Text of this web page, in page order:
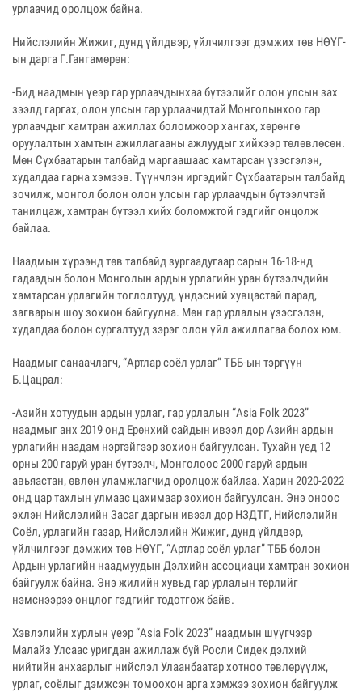
урлаачид оролцож байна.
Нийслэлийн Жижиг, дунд үйлдвэр, үйлчилгээг дэмжих төв НӨҮГ-
ын дарга Г.Гангамөрөн:
-Бид наадмын үеэр гар урлаачдынхаа бүтээлийг олон улсын зах
зээлд гаргах, олон улсын гар урлаачидтай Монголынхоо гар
урлаачдыг хамтран ажиллах боломжоор хангах, хөрөнгө
оруулалтын хамтын ажиллагааны ажлуудыг хийхээр төлөвлөсөн.
Мөн Сүхбаатарын талбайд маргаашаас хамтарсан үзэсгэлэн,
худалдаа гарна хэмээв. Түүнчлэн иргэдийг Сүхбаатарын талбайд
зочилж, монгол болон олон улсын гар урлаачдын бүтээлчтэй
танилцаж, хамтран бүтээл хийх боломжтой гэдгийг онцолж
байлаа.
Наадмын хүрээнд төв талбайд зургаадугаар сарын 16-18-нд
гадаадын болон Монголын ардын урлагийн уран бүтээлчдийн
хамтарсан урлагийн тоглолтууд, үндэсний хувцастай парад,
загварын шоу зохион байгуулна. Мөн гар урлалын үзэсгэлэн,
худалдаа болон сургалтууд зэрэг олон үйл ажиллагаа болох юм.
Наадмыг санаачлагч, “Артлар соёл урлаг” ТББ-ын тэргүүн
Б.Цацрал:
-Азийн хотуудын ардын урлаг, гар урлалын “Asia Folk 2023”
наадмыг анх 2019 онд Ерөнхий сайдын ивээл дор Азийн ардын
урлагийн наадам нэртэйгээр зохион байгуулсан. Тухайн үед 12
орны 200 гаруй уран бүтээлч, Монголоос 2000 гаруй ардын
авьяастан, өвлөн уламжлагчид оролцож байлаа. Харин 2020-2022
онд цар тахлын улмаас цахимаар зохион байгуулсан. Энэ оноос
эхлэн Нийслэлийн Засаг даргын ивээл дор НЗДТГ, Нийслэлийн
Соёл, урлагийн газар, Нийслэлийн Жижиг, дунд үйлдвэр,
үйлчилгээг дэмжих төв НӨҮГ, “Артлар соёл урлаг” ТББ болон
Ардын урлагийн наадмуудын Дэлхийн ассоциаци хамтран зохион
байгуулж байна. Энэ жилийн хувьд гар урлалын төрлийг
нэмснээрээ онцлог гэдгийг тодотгож байв.
Хэвлэлийн хурлын үеэр “Asia Folk 2023” наадмын шүүгчээр
Малайз Улсаас уригдан ажиллаж буй Росли Сидек дэлхий
нийтийн анхаарлыг нийслэл Улаанбаатар хотноо төвлөрүүлж,
урлаг, соёлыг дэмжсэн томоохон арга хэмжээ зохион байгуулж